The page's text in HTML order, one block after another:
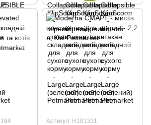
Артикул: H101331